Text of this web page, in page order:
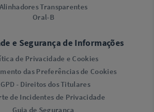
Alinhadores Transparentes
Oral-B
e Segurança de Informações
de Privacidade e Cookies
das Preferências de Cookies
- Direitos dos Titulares
de Incidentes de Privacidade
Guia de Segurança